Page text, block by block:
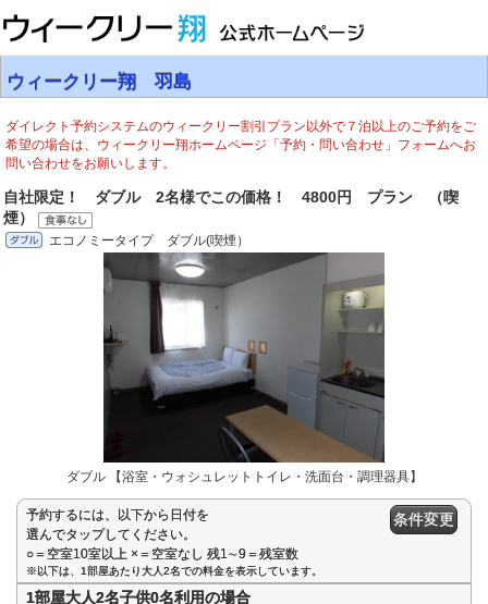
ウィークリー翔 羽島
ダイレクト予約システムのウィークリー割引プラン以外で７泊以上のご予約をご
希望の場合は、ウィークリー翔ホームページ「予約・問い合わせ」フォームへお
問い合わせをお願いします。
自社限定！ ダブル 2名様でこの価格！ 4800円 プラン （喫
煙）
エコノミータイプ ダブル(喫煙）
ダブル 【浴室・ウォシュレットトイレ・洗面台・調理器具】
予約するには、以下から日付を
選んでタップしてください。
○＝空室10室以上 ×＝空室なし 残1∼9＝残室数
条件変更
※以下は、1部屋あたり大人2名での料金を表示しています。
1部屋大人2名子供0名利用の場合